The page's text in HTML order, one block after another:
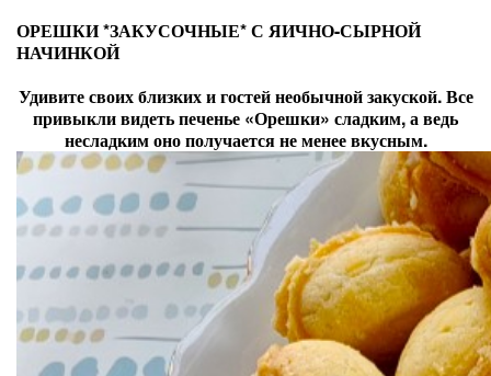
ОРЕШКИ *ЗАКУСОЧНЫЕ* С ЯИЧНО-СЫРНОЙ
НАЧИНКОЙ
Удивите своих близких и гостей необычной закуской. Все
привыкли видеть печенье «Орешки» сладким, а ведь
несладким оно получается не менее вкусным.